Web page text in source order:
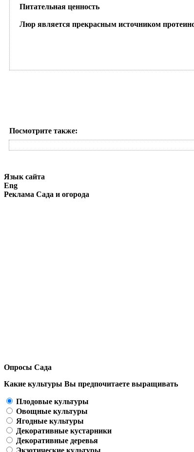
Питательная ценность
Люр является прекрасным источником
Посмотрите также:
Язык сайта
Eng
Реклама Сада и огорода
Опросы Сада
Какие культуры Вы предпочитаете выращивать
Плодовые культуры
Овощные культуры
Ягодные культуры
Декоративные кустарники
Декоративные деревья